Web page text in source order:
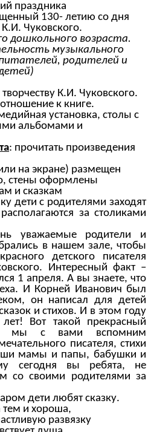
праздника
130- летию со дня
Чуковского.
дошкольного возраста.
музыкального
родителей и
К.И. Чуковского.
к книге.
установка, столы с
альбомами и
: прочитать произведения
на экране) размещен
стены оформлены
и сказкам
с родителями заходят
за столиками
уважаемые родители и
в нашем зале, чтобы
детского писателя
Интересный факт –
1 апреля. А вы знаете, что
И Корней Иванович был
он написал для детей
и стихов. И в этом году
Вот такой прекрасный
мы с вами вспомним
писателя, стихи
мамы и папы, бабушки и
сегодня вы ребята, не
со своими родителями за
дети любят сказку.
и хороша,
развязку